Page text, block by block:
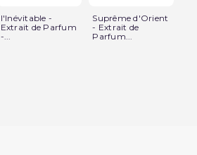
l'Inévitable -
Extrait de Parfum
-...
Suprême d'Orient
- Extrait de
Parfum...